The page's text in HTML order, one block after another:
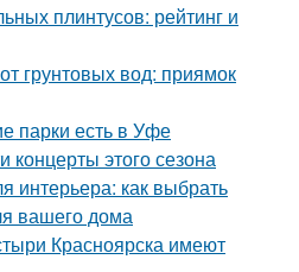
плинтусов: рейтинг и
грунтовых вод: приямок
парки есть в Уфе
концерты этого сезона
интерьера: как выбрать
вашего дома
Красноярска имеют